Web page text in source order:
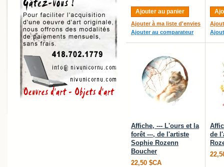
Ajouter au panier
Ajouter à ma liste d'envies
Ajouter au comparateur
Affiche, --- L'ours et la
forêt ---, de l'artiste
Sophie Rozenn
Boucher
22,50 $CA
de